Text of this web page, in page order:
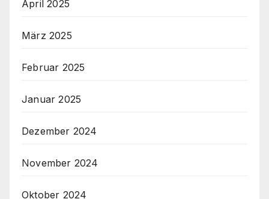
April 2025
März 2025
Februar 2025
Januar 2025
Dezember 2024
November 2024
Oktober 2024